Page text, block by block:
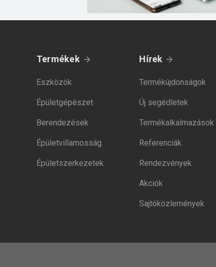
Termékek
Eszközök
Épületgépészet
Berendezések
Épületvillamosság
Épületszerkezetek
Hírek
Termékújdonságok
Új segédletek
Termékalkalmazások
Referenciák
Rendezvények
Akciók
Sajtóközlemények